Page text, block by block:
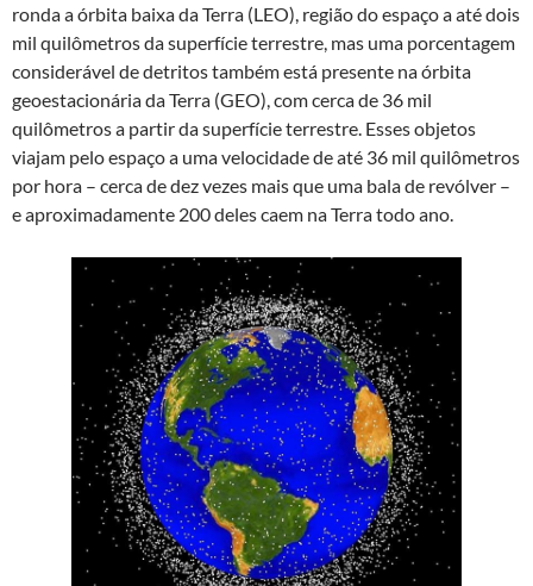
ronda a órbita baixa da Terra (LEO), região do espaço a até dois
mil quilômetros da superfície terrestre, mas uma porcentagem
considerável de detritos também está presente na órbita
geoestacionária da Terra (GEO), com cerca de 36 mil
quilômetros a partir da superfície terrestre. Esses objetos
viajam pelo espaço a uma velocidade de até 36 mil quilômetros
por hora – cerca de dez vezes mais que uma bala de revólver –
e aproximadamente 200 deles caem na Terra todo ano.